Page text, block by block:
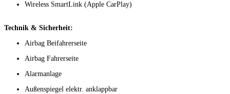
Wireless SmartLink (Apple CarPlay)
Technik & Sicherheit:
Airbag Beifahrerseite
Airbag Fahrerseite
Alarmanlage
Außenspiegel elektr. anklappbar